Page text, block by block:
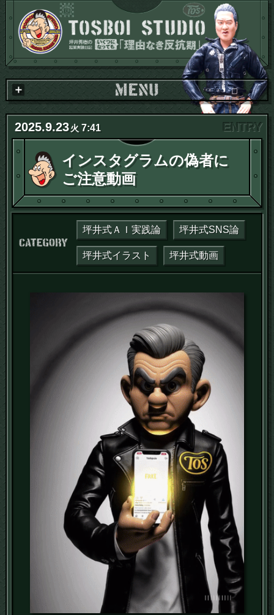
2025.9.23火 7:41
インスタグラムの偽者に
ご注意動画
カテゴリー：
坪井式ＡＩ実践論 坪井式SNS論
坪井式イラスト 坪井式動画